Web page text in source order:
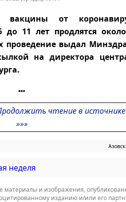
вакцины от
11 лет продлятся
проведение выдал
на директора
чтение в источнике
»»»
неделя
материалы и изображения,
изданию и/или его